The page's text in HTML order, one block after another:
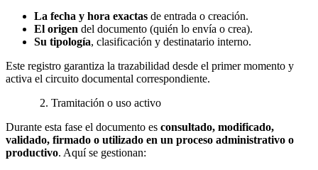
La fecha y hora exactas de entrada o creación.
El origen del documento (quién lo envía o crea).
Su tipología, clasificación y destinatario interno.
Este registro garantiza la trazabilidad desde el primer momento y
activa el circuito documental correspondiente.
2. Tramitación o uso activo
Durante esta fase el documento es consultado, modificado,
validado, firmado o utilizado en un proceso administrativo o
productivo. Aquí se gestionan: